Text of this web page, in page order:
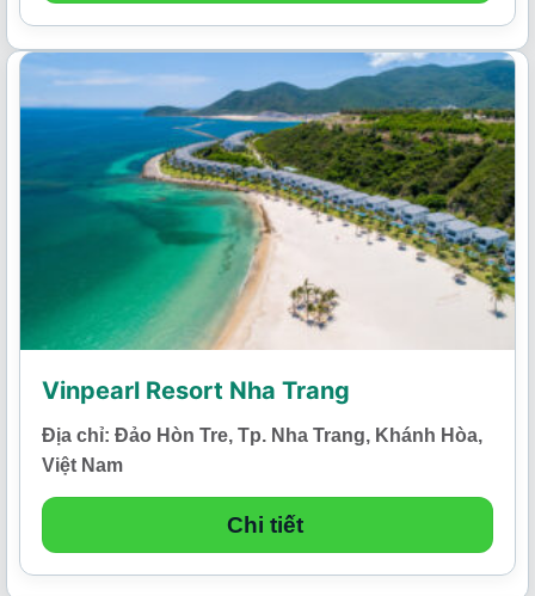
Vinpearl Resort Nha Trang
Địa chỉ: Đảo Hòn Tre, Tp. Nha Trang, Khánh Hòa,
Việt Nam
Chi tiết